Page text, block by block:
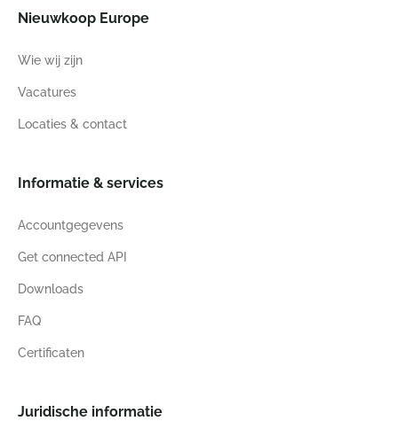
Nieuwkoop Europe
Wie wij zijn
Vacatures
Locaties & contact
Informatie & services
Accountgegevens
Get connected API
Downloads
FAQ
Certificaten
Juridische informatie